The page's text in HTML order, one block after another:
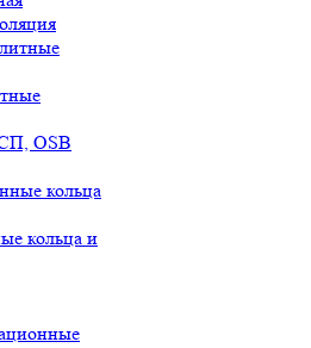
OSB
кольца и